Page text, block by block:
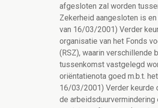
afgesloten zal worden
Zekerheid aangesloten is
van 16/03/2001) Verder
organisatie van het Fonds
(RSZ), waarin verschillende
tussenkomst vastgelegd
oriëntatienota goed m.b.t.
16/03/2001) Verder keurde
de arbeidsduurvermindering